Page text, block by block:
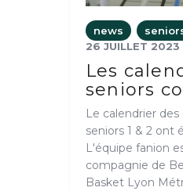
news
26 JUILLET 2023
Les
seniors
Le calendrier
seniors 1 & 2 ont
L'équipe fanion
compagnie de
Basket Lyon